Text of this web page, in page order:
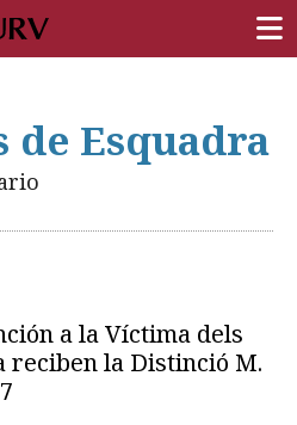
de Esquadra
a la Víctima dels
reciben la Distinció M.